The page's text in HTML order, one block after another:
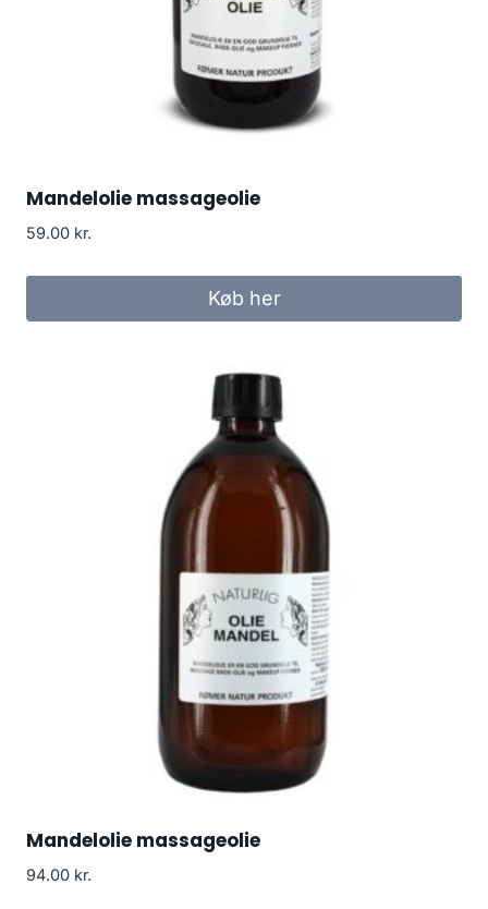
Mandelolie massageolie
59.00 kr.
Køb her
Mandelolie massageolie
94.00 kr.